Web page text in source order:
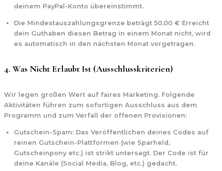
deinem PayPal-Konto übereinstimmt.
Die Mindestauszahlungsgrenze beträgt 50,00 € Erreicht
dein Guthaben diesen Betrag in einem Monat nicht, wird
es automatisch in den nächsten Monat vorgetragen.
4. Was Nicht Erlaubt Ist (Ausschlusskriterien)
Wir legen großen Wert auf faires Marketing. Folgende
Aktivitäten führen zum sofortigen Ausschluss aus dem
Programm und zum Verfall der offenen Provisionen:
Gutschein-Spam: Das Veröffentlichen deines Codes auf
reinen Gutschein-Plattformen (wie Sparheld,
Gutscheinpony etc.) ist strikt untersagt. Der Code ist für
deine Kanäle (Social Media, Blog, etc.) gedacht.